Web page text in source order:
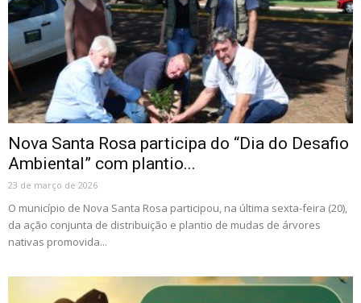
Nova Santa Rosa participa do “Dia do Desafio
Ambiental” com plantio...
23 de março de 2026
O município de Nova Santa Rosa participou, na última sexta-feira (20),
da ação conjunta de distribuição e plantio de mudas de árvores
nativas promovida...